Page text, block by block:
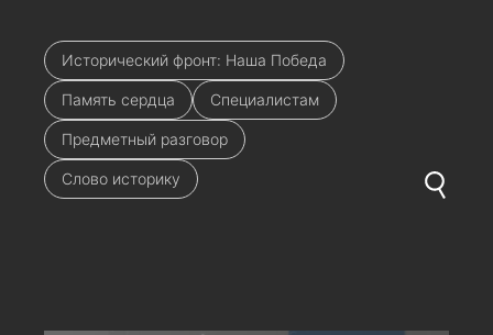
Исторический фронт: Наша Победа
Память сердца Специалистам
Предметный разговор
Слово историку